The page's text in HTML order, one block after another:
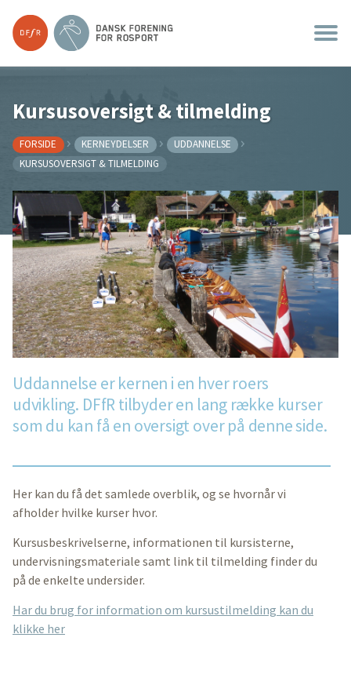
Kursusoversigt & tilmelding
FORSIDE KERNEYDELSER
UDDANNELSE
KURSUSOVERSIGT & TILMELDING
Uddannelse er kernen i en hver roers
udvikling. DFfR tilbyder en lang række kurser
som du kan få en oversigt over på denne side.
Her kan du få det samlede overblik, og se hvornår vi
afholder hvilke kurser hvor.
Kursusbeskrivelserne, informationen til kursisterne,
undervisningsmateriale samt link til tilmelding finder du
på de enkelte undersider.
Har du brug for information om kursustilmelding kan du
klikke her